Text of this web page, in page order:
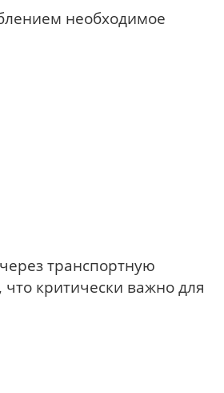
необходимое
транспортную
критически важно для